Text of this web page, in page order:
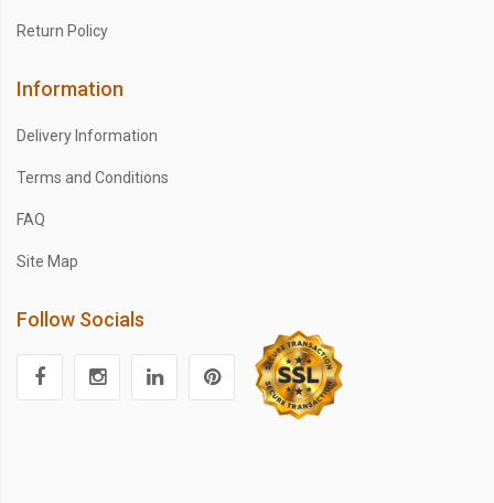
Return Policy
Information
Delivery Information
Terms and Conditions
FAQ
Site Map
Follow Socials